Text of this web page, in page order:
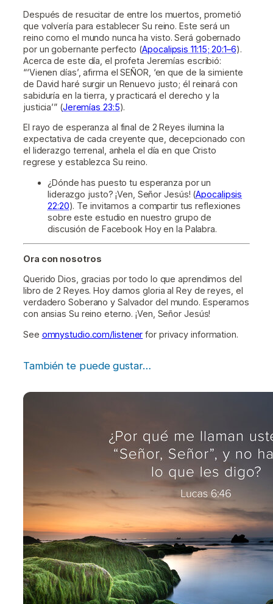
Después de resucitar de entre los muertos, prometió
que volvería para establecer Su reino. Este será un
reino como el mundo nunca ha visto. Será gobernado
por un gobernante perfecto (Apocalipsis 11:15; 20:1–6).
Acerca de este día, el profeta Jeremías escribió:
“‘Vienen días’, afirma el SEÑOR, ‘en que de la simiente
de David haré surgir un Renuevo justo; él reinará con
sabiduría en la tierra, y practicará el derecho y la
justicia’” (Jeremías 23:5).
El rayo de esperanza al final de 2 Reyes ilumina la
expectativa de cada creyente que, decepcionado con
el liderazgo terrenal, anhela el día en que Cristo
regrese y establezca Su reino.
¿Dónde has puesto tu esperanza por un
liderazgo justo? ¡Ven, Señor Jesús! (Apocalipsis
22:20). Te invitamos a compartir tus reflexiones
sobre este estudio en nuestro grupo de
discusión de Facebook Hoy en la Palabra.
Ora con nosotros
Querido Dios, gracias por todo lo que aprendimos del
libro de 2 Reyes. Hoy damos gloria al Rey de reyes, el
verdadero Soberano y Salvador del mundo. Esperamos
con ansias Su reino eterno. ¡Ven, Señor Jesús!
See omnystudio.com/listener for privacy information.
También te puede gustar…